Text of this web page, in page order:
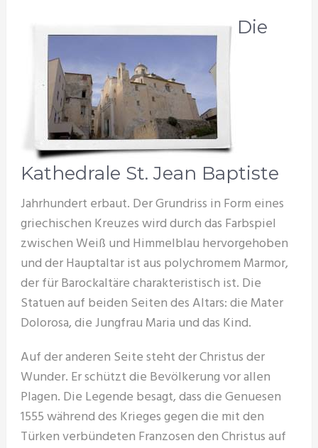
Die
Kathedrale St. Jean Baptiste
Jahrhundert erbaut. Der Grundriss in Form eines
griechischen Kreuzes wird durch das Farbspiel
zwischen Weiß und Himmelblau hervorgehoben
und der Hauptaltar ist aus polychromem Marmor,
der für Barockaltäre charakteristisch ist. Die
Statuen auf beiden Seiten des Altars: die Mater
Dolorosa, die Jungfrau Maria und das Kind.
Auf der anderen Seite steht der Christus der
Wunder. Er schützt die Bevölkerung vor allen
Plagen. Die Legende besagt, dass die Genuesen
1555 während des Krieges gegen die mit den
Türken verbündeten Franzosen den Christus auf